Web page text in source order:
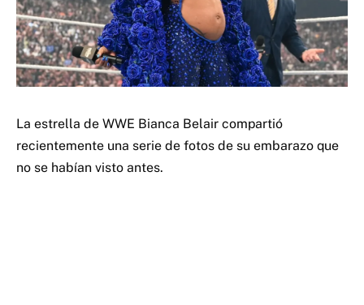
La estrella de WWE Bianca Belair compartió
recientemente una serie de fotos de su embarazo que
no se habían visto antes.